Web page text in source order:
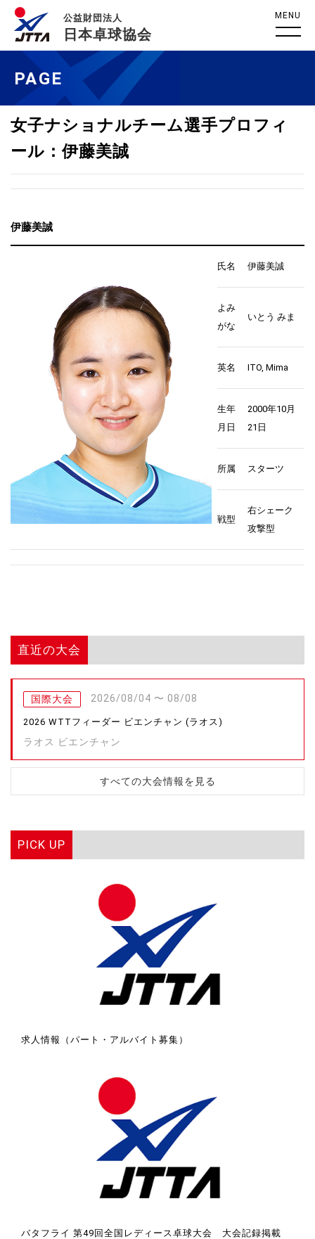
公益財団法人
日本卓球協会
MENU
PAGE
女子ナショナルチーム選手プロフィ
ール：伊藤美誠
伊藤美誠
氏名 伊藤美誠
よみ
がな
いとう みま
英名 ITO, Mima
生年
月日
2000年10月
21日
所属 スターツ
戦型
右シェーク
攻撃型
直近の大会
国際大会 2026/08/04 〜 08/08
2026 WTTフィーダー ビエンチャン (ラオス)
ラオス ビエンチャン
すべての大会情報を見る
PICK UP
求人情報（パート・アルバイト募集）
バタフライ 第49回全国レディース卓球大会 大会記録掲載